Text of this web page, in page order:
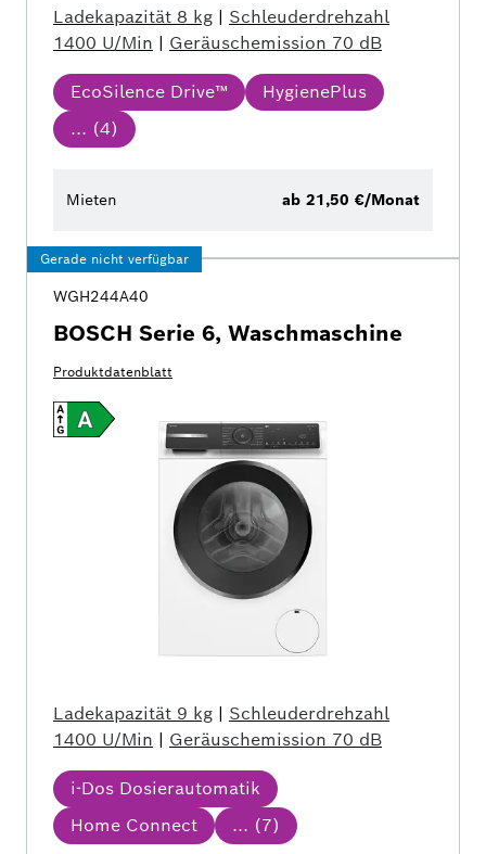
Ladekapazität 8 kg | Schleuderdrehzahl
1400 U/Min | Geräuschemission 70 dB
EcoSilence Drive™
HygienePlus
... (4)
Mieten ab 21,50 €/Monat
Gerade nicht verfügbar
WGH244A40
BOSCH Serie 6, Waschmaschine
Produktdatenblatt
Ladekapazität 9 kg | Schleuderdrehzahl
1400 U/Min | Geräuschemission 70 dB
i-Dos Dosierautomatik
Home Connect
... (7)